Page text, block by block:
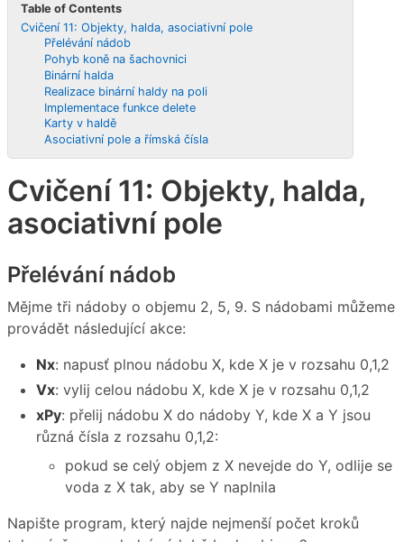
Table of Contents
Cvičení 11: Objekty, halda, asociativní pole
Přelévání nádob
Pohyb koně na šachovnici
Binární halda
Realizace binární haldy na poli
Implementace funkce delete
Karty v haldě
Asociativní pole a římská čísla
Cvičení 11: Objekty, halda,
asociativní pole
Přelévání nádob
Mějme tři nádoby o objemu 2, 5, 9. S nádobami můžeme
provádět následující akce:
Nx: napusť plnou nádobu X, kde X je v rozsahu 0,1,2
Vx: vylij celou nádobu X, kde X je v rozsahu 0,1,2
xPy: přelij nádobu X do nádoby Y, kde X a Y jsou
různá čísla z rozsahu 0,1,2:
pokud se celý objem z X nevejde do Y, odlije se
voda z X tak, aby se Y naplnila
Napište program, který najde nejmenší počet kroků